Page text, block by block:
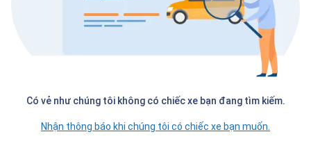
Có vẻ như chúng tôi không có chiếc xe bạn đang tìm kiếm.
Nhận thông báo khi chúng tôi có chiếc xe bạn muốn.